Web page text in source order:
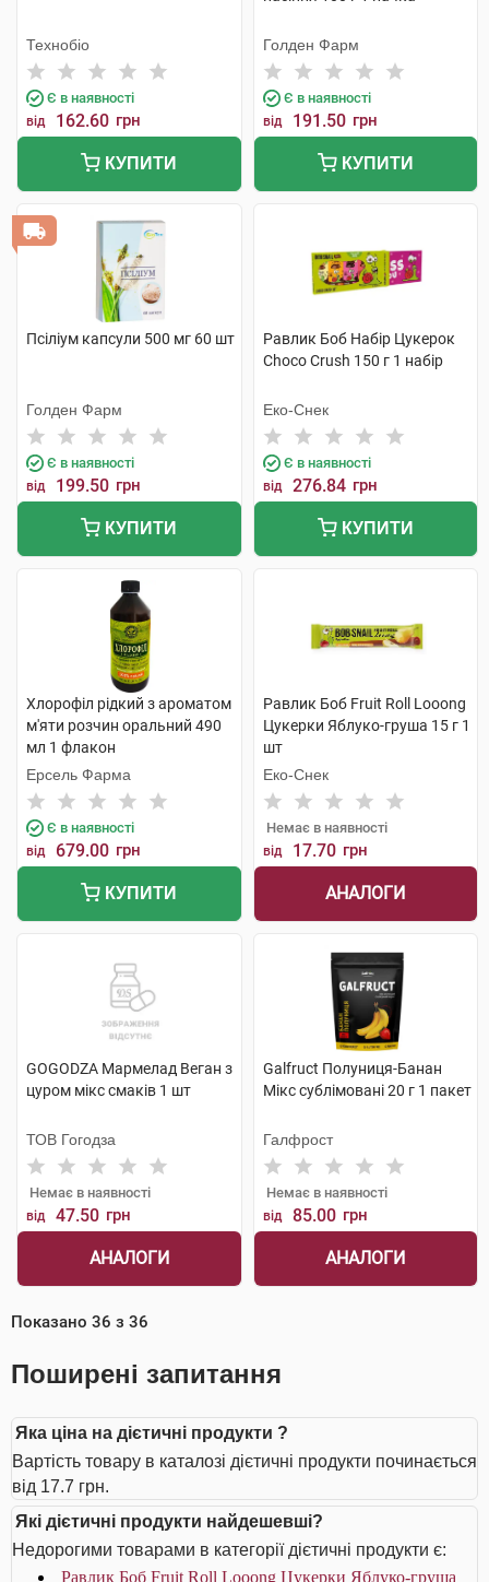
Технобіо
Є в наявності
від 162.60 грн
КУПИТИ
Голден Фарм
Є в наявності
від 191.50 грн
КУПИТИ
Псіліум капсули 500 мг 60 шт
Голден Фарм
Є в наявності
від 199.50 грн
КУПИТИ
Равлик Боб Набір Цукерок
Choco Crush 150 г 1 набір
Еко-Снек
Є в наявності
від 276.84 грн
КУПИТИ
Хлорофіл рідкий з ароматом
м'яти розчин оральний 490
мл 1 флакон
Ерсель Фарма
Є в наявності
від 679.00 грн
КУПИТИ
Равлик Боб Fruit Roll Looong
Цукерки Яблуко-груша 15 г 1
шт
Еко-Снек
Немає в наявності
від 17.70 грн
АНАЛОГИ
GOGODZA Мармелад Веган з
цуром мікс смаків 1 шт
ТОВ Гогодза
Немає в наявності
від 47.50 грн
АНАЛОГИ
Galfruct Полуниця-Банан
Мікс сублімовані 20 г 1 пакет
Галфрост
Немає в наявності
від 85.00 грн
АНАЛОГИ
Показано 36 з 36
Поширені запитання
Яка ціна на дієтичні продукти ?
Вартість товару в каталозі дієтичні продукти починається
від 17.7 грн.
Які дієтичні продукти найдешевші?
Недорогими товарами в категорії дієтичні продукти є:
Равлик Боб Fruit Roll Looong Цукерки Яблуко-груша